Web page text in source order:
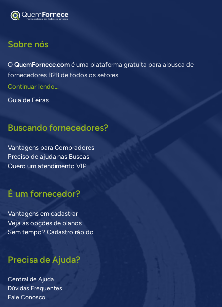
Sobre nós
O QuemFornece.com é uma plataforma gratuita para a busca de
fornecedores B2B de todos os setores.
Continuar lendo...
Guia de Feiras
Buscando fornecedores?
Vantagens para Compradores
Preciso de ajuda nas Buscas
Quero um atendimento VIP
É um fornecedor?
Vantagens em cadastrar
Veja as opções de planos
Sem tempo? Cadastro rápido
Precisa de Ajuda?
Central de Ajuda
Dúvidas Frequentes
Fale Conosco